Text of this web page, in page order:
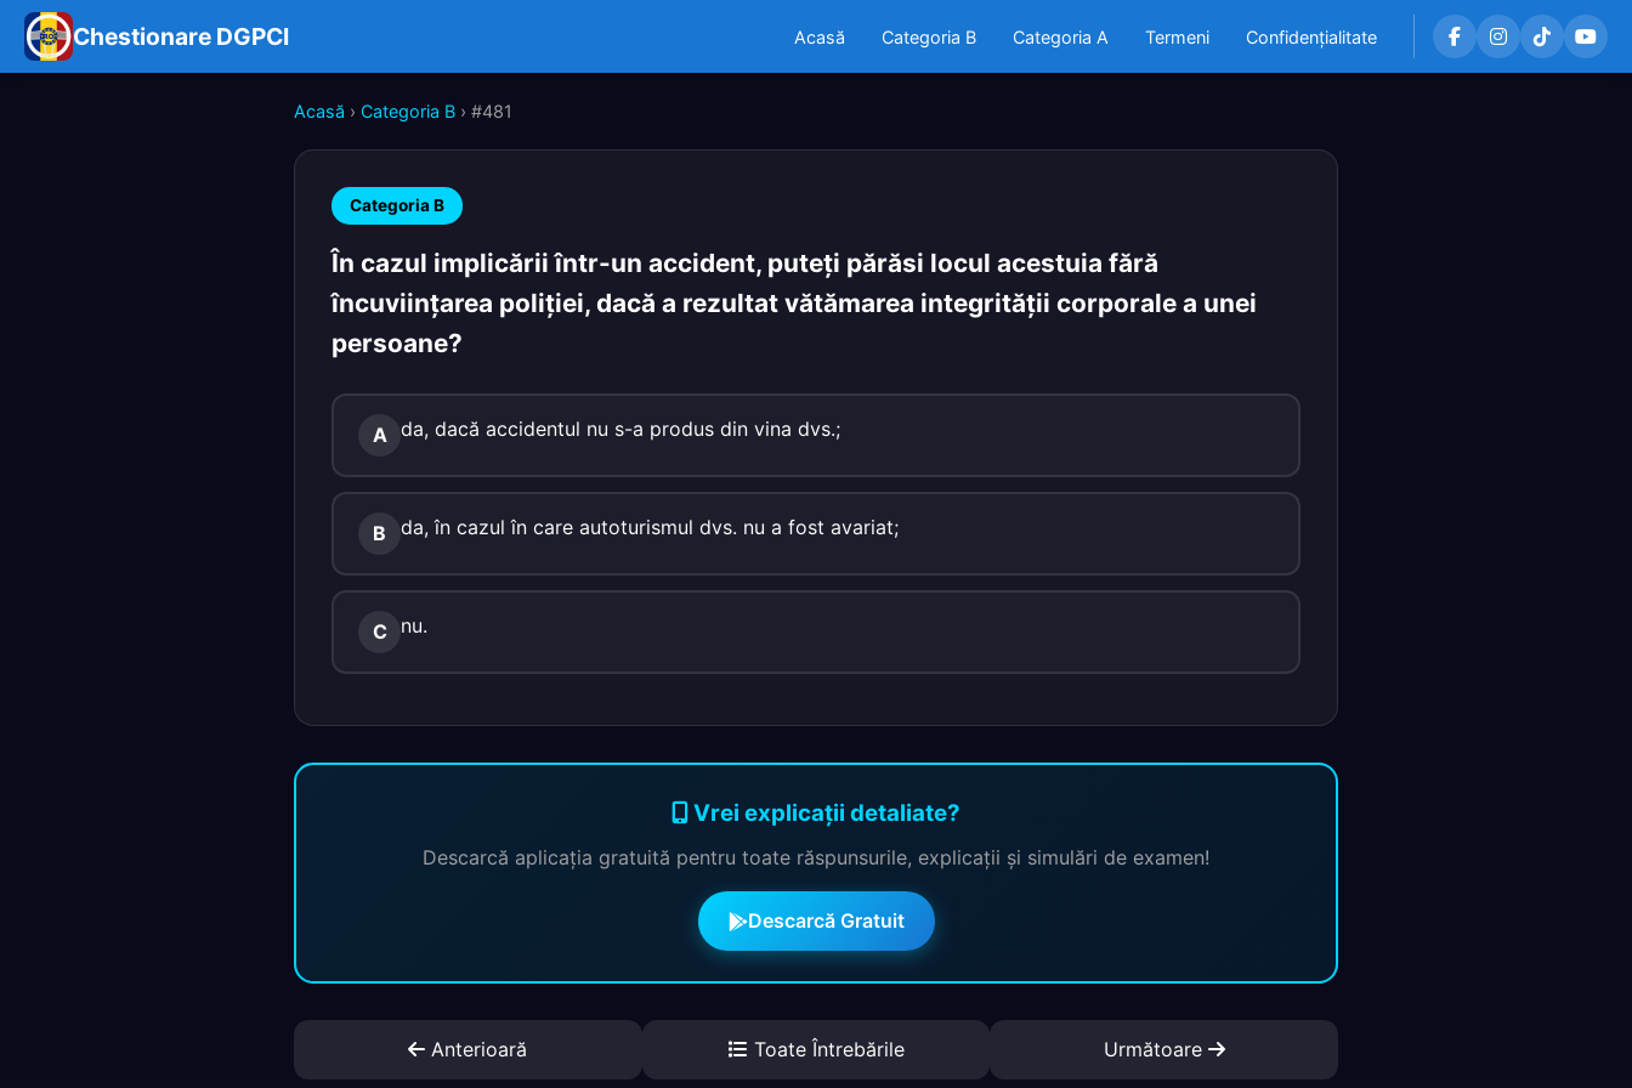
Chestionare DGPCI Acasă Categoria B Categoria A Termeni Confidențialitate
Acasă › Categoria B › #481
Categoria B
În cazul implicării într-un accident, puteţi părăsi locul acestuia fără
încuviinţarea poliţiei, dacă a rezultat vătămarea integrităţii corporale a unei
persoane?
A da, dacă accidentul nu s-a produs din vina dvs.;
B da, în cazul în care autoturismul dvs. nu a fost avariat;
C nu.
Vrei explicații detaliate?
Descarcă aplicația gratuită pentru toate răspunsurile, explicații și simulări de examen!
Descarcă Gratuit
Anterioară Toate Întrebările Următoare